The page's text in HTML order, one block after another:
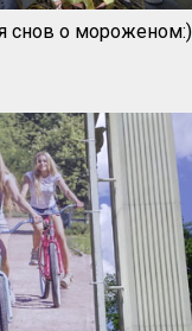
снов о мороженом:)